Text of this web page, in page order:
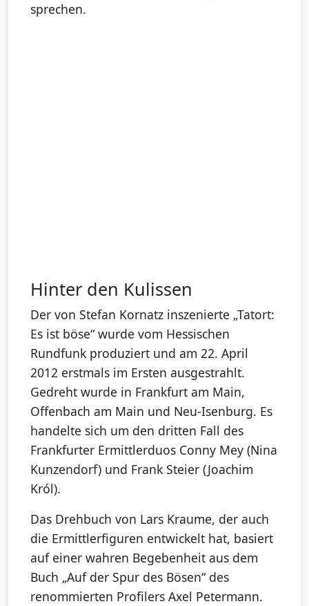
sprechen.
Hinter den Kulissen
Der von Stefan Kornatz inszenierte „Tatort:
Es ist böse“ wurde vom Hessischen
Rundfunk produziert und am 22. April
2012 erstmals im Ersten ausgestrahlt.
Gedreht wurde in Frankfurt am Main,
Offenbach am Main und Neu-Isenburg. Es
handelte sich um den dritten Fall des
Frankfurter Ermittlerduos Conny Mey (Nina
Kunzendorf) und Frank Steier (Joachim
Król).
Das Drehbuch von Lars Kraume, der auch
die Ermittlerfiguren entwickelt hat, basiert
auf einer wahren Begebenheit aus dem
Buch „Auf der Spur des Bösen“ des
renommierten Profilers Axel Petermann.